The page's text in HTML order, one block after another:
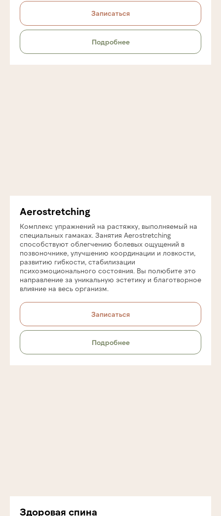
Записаться
Подробнее
Aerostretching
Комплекс упражнений на растяжку, выполняемый на
специальных гамаках. Занятия Aerostretching
способствуют облегчению болевых ощущений в
позвоночнике, улучшению координации и ловкости,
развитию гибкости, стабилизации
психоэмоционального состояния. Вы полюбите это
направление за уникальную эстетику и благотворное
влияние на весь организм.
Записаться
Подробнее
Здоровая спина
109428 г. Москва, ул. Михайлова 30А
к1, ЖК «Михайловский парк», ЮВАО,
Рязанский район
+7 (958) 578-20-39
ИНН 280111589420
ОГРНИП 323774600347825